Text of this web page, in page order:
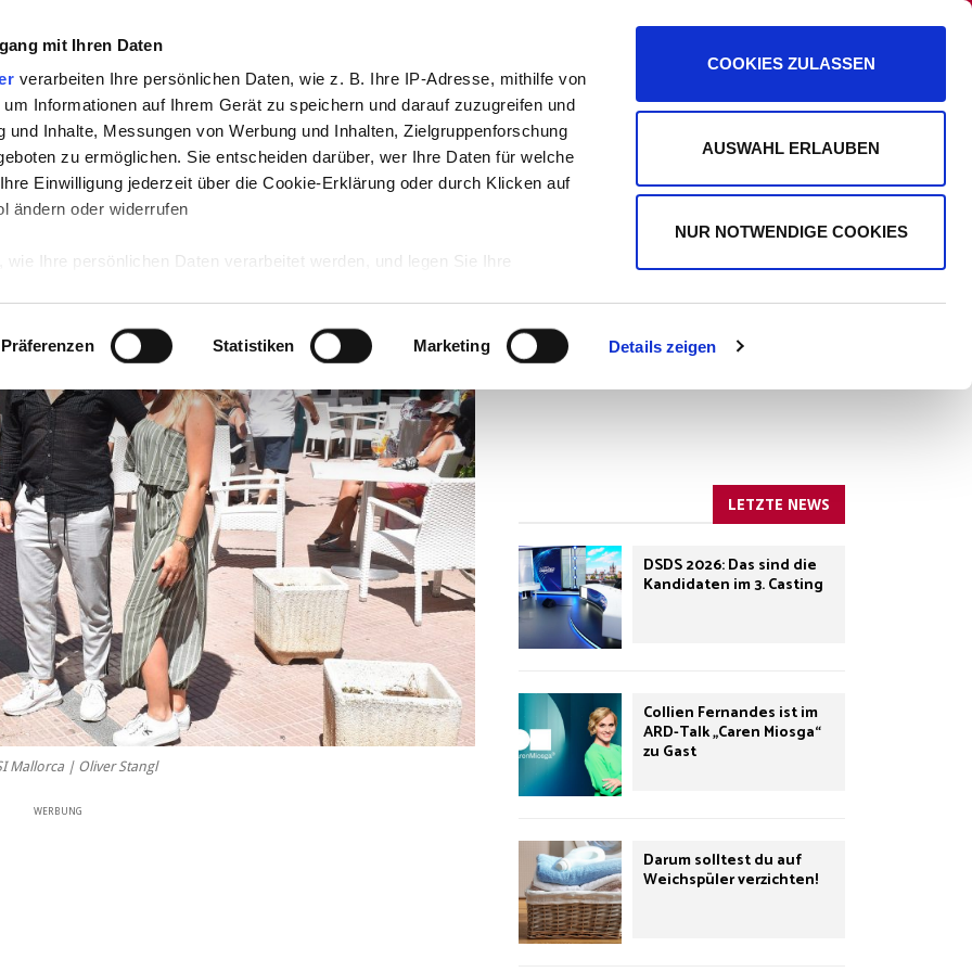
mit Ihren Daten
verarbeiten Ihre persönlichen Daten, wie z. B. Ihre IP-Adresse, mithilfe von
Informationen auf Ihrem Gerät zu speichern und darauf zuzugreifen und
und Inhalte, Messungen von Werbung und Inhalten, Zielgruppenforschung
zu ermöglichen. Sie entscheiden darüber, wer Ihre Daten für welche
Einwilligung jederzeit über die Cookie-Erklärung oder durch Klicken auf
ändern oder widerrufen
Ihre persönlichen Daten verarbeitet werden, und legen Sie Ihre
Inhalte und Anzeigen zu personalisieren, Funktionen für soziale Medien
Zugriffe auf unsere Website zu analysieren. Außerdem geben wir
unserer Website an unsere Partner für soziale Medien, Werbung
Partner führen diese Informationen möglicherweise mit weiteren Daten
haben oder die sie im Rahmen Ihrer Nutzung der Dienste
Präferenzen Statistiken Marketing Details zeigen
COOKIES ZULASSEN
AUSWAHL ERLAUBEN
NUR NOTWENDIGE COOKIES
PROMIPLANET EXKLUSIV
ihre Faneteria auf Mallorca
ihre Faneteria auf Mallorca
Mallorca | Oliver Stangl
WERBUNG
WERBUNG
LETZTE NEWS
DSDS 2026: Das sind die
Kandidaten im 3. Casting
Collien Fernandes ist im
ARD-Talk „Caren Miosga“
zu Gast
Darum solltest du auf
Weichspüler verzichten!